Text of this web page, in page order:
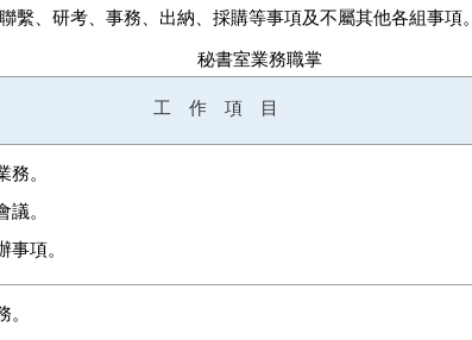
繫、研考、事務、出納、採購等事項及不屬其他各組事項。
秘書室業務職掌
工 作 項 目
務。
議。
事項。
。